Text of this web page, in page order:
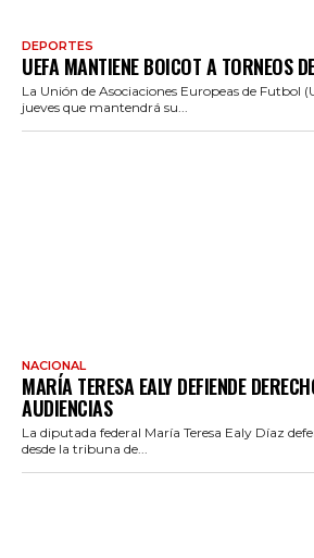
DEPORTES
UEFA MANTIENE BOICOT A TORNEOS
La Unión de Asociaciones Europeas de Futbol
jueves que mantendrá su...
NACIONAL
MARÍA TERESA EALY DEFIENDE
AUDIENCIAS
La diputada federal María Teresa Ealy Díaz
desde la tribuna de...